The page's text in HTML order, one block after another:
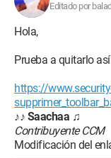
Editado por
Hola,
Prueba a quitarlo
https://
♪♪ Saachaa ♫
Contribuyente CCM
Modificación del